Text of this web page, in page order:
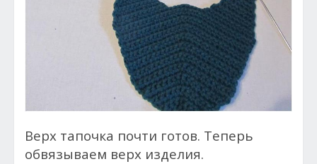
Верх тапочка почти готов. Теперь
обвязываем верх изделия.